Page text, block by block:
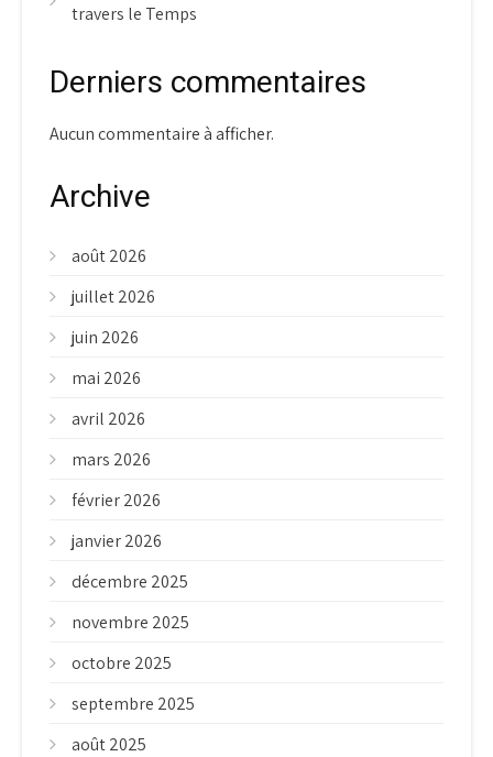
travers le Temps
Derniers commentaires
Aucun commentaire à afficher.
Archive
août 2026
juillet 2026
juin 2026
mai 2026
avril 2026
mars 2026
février 2026
janvier 2026
décembre 2025
novembre 2025
octobre 2025
septembre 2025
août 2025